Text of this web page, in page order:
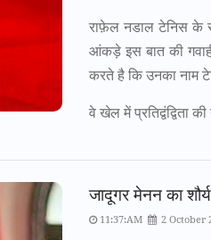
राफ़ेल नडाल टेनिस के
आंकड़े इस बात की
करते है कि उनका नाम
वे खेल में प्रतिद्वंद्विता
जादूगर मेनन का शौर्य
11:37:AM 2 October